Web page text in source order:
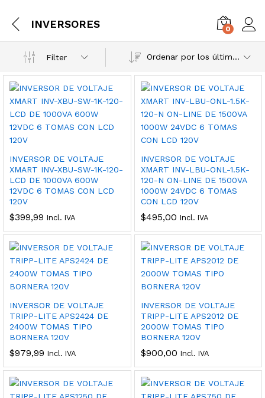
INVERSORES 0
Filter Ordenar por los últimos
INVERSOR DE VOLTAJE
XMART INV-XBU-SW-1K-120-
LCD DE 1000VA 600W
12VDC 6 TOMAS CON LCD
120V
$399,99 Incl. IVA
INVERSOR DE VOLTAJE
XMART INV-LBU-ONL-1.5K-
120-N ON-LINE DE 1500VA
1000W 24VDC 6 TOMAS
CON LCD 120V
$495,00 Incl. IVA
INVERSOR DE VOLTAJE
TRIPP-LITE APS2424 DE
2400W TOMAS TIPO
BORNERA 120V
$979,99 Incl. IVA
INVERSOR DE VOLTAJE
TRIPP-LITE APS2012 DE
2000W TOMAS TIPO
BORNERA 120V
$900,00 Incl. IVA